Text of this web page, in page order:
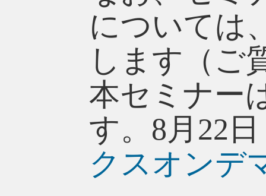
については
します（ご
本セミナー
す。8月22
クスオンデ